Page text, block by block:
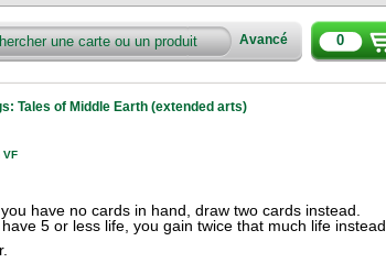
Avancé 0
Tales of Middle Earth (extended arts)
VF
have no cards in hand, draw two cards instead.
5 or less life, you gain twice that much life instead.